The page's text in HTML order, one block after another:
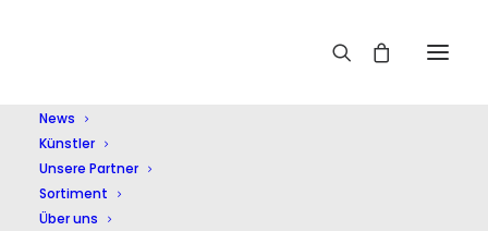
News
Künstler
Unsere Partner
Sortiment
Über uns
Wand Edition